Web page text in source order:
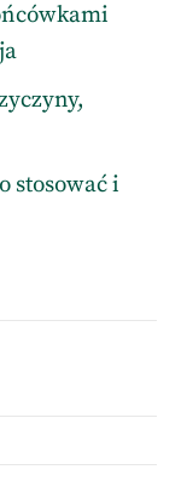
stosować i